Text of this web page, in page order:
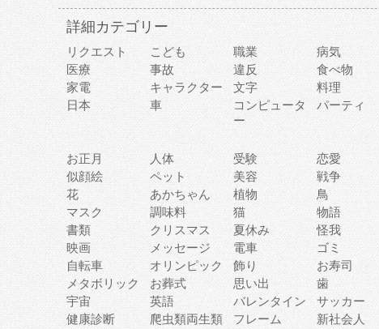
詳細カテゴリー
リクエスト こども 職業 病気
医療
事故 違反 食べ物
家電
キャラクター 文字 料理
日本
車
コンピュータ
ー
パーティ
お正月
人体 受験 恋愛
似顔絵
ペット 美容 戦争
花
あかちゃん 植物 鳥
マスク
調味料 猫 物語
書類
クリスマス 夏休み 怪我
映画
メッセージ 電車 ゴミ
自転車
オリンピック 飾り お寿司
メタボリック
お葬式 思い出 歯
宇宙
英語 バレンタイン サッカー
健康診断
爬虫類両生類 フレーム 新社会人